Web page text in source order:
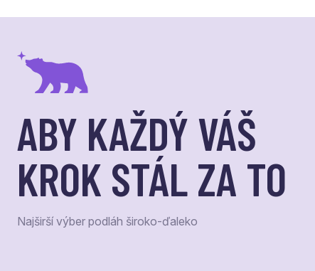
ABY KAŽDÝ VÁŠ
KROK STÁL ZA TO
Najširší výber podláh široko-ďaleko